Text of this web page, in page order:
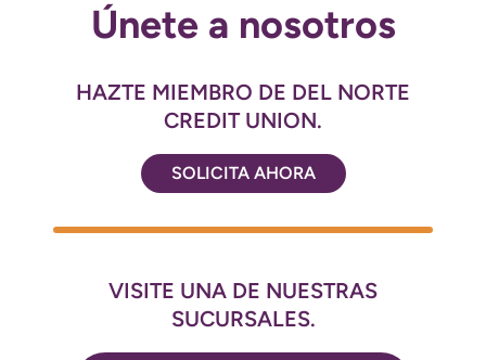
Únete a nosotros
HAZTE MIEMBRO DE DEL NORTE
CREDIT UNION.
SOLICITA AHORA
VISITE UNA DE NUESTRAS
SUCURSALES.